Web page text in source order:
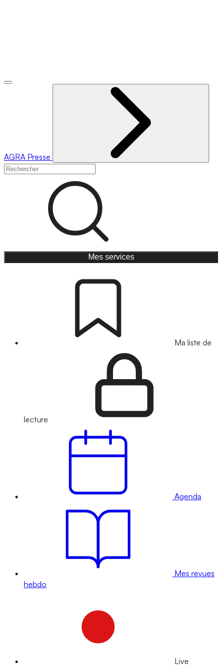
AGRA Presse
Mes services
Ma liste de
lecture
Agenda
Mes revues
hebdo
Live